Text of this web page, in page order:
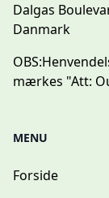
Dalgas
Danmark
OBS:
mærkes "Att:
MENU
Forside